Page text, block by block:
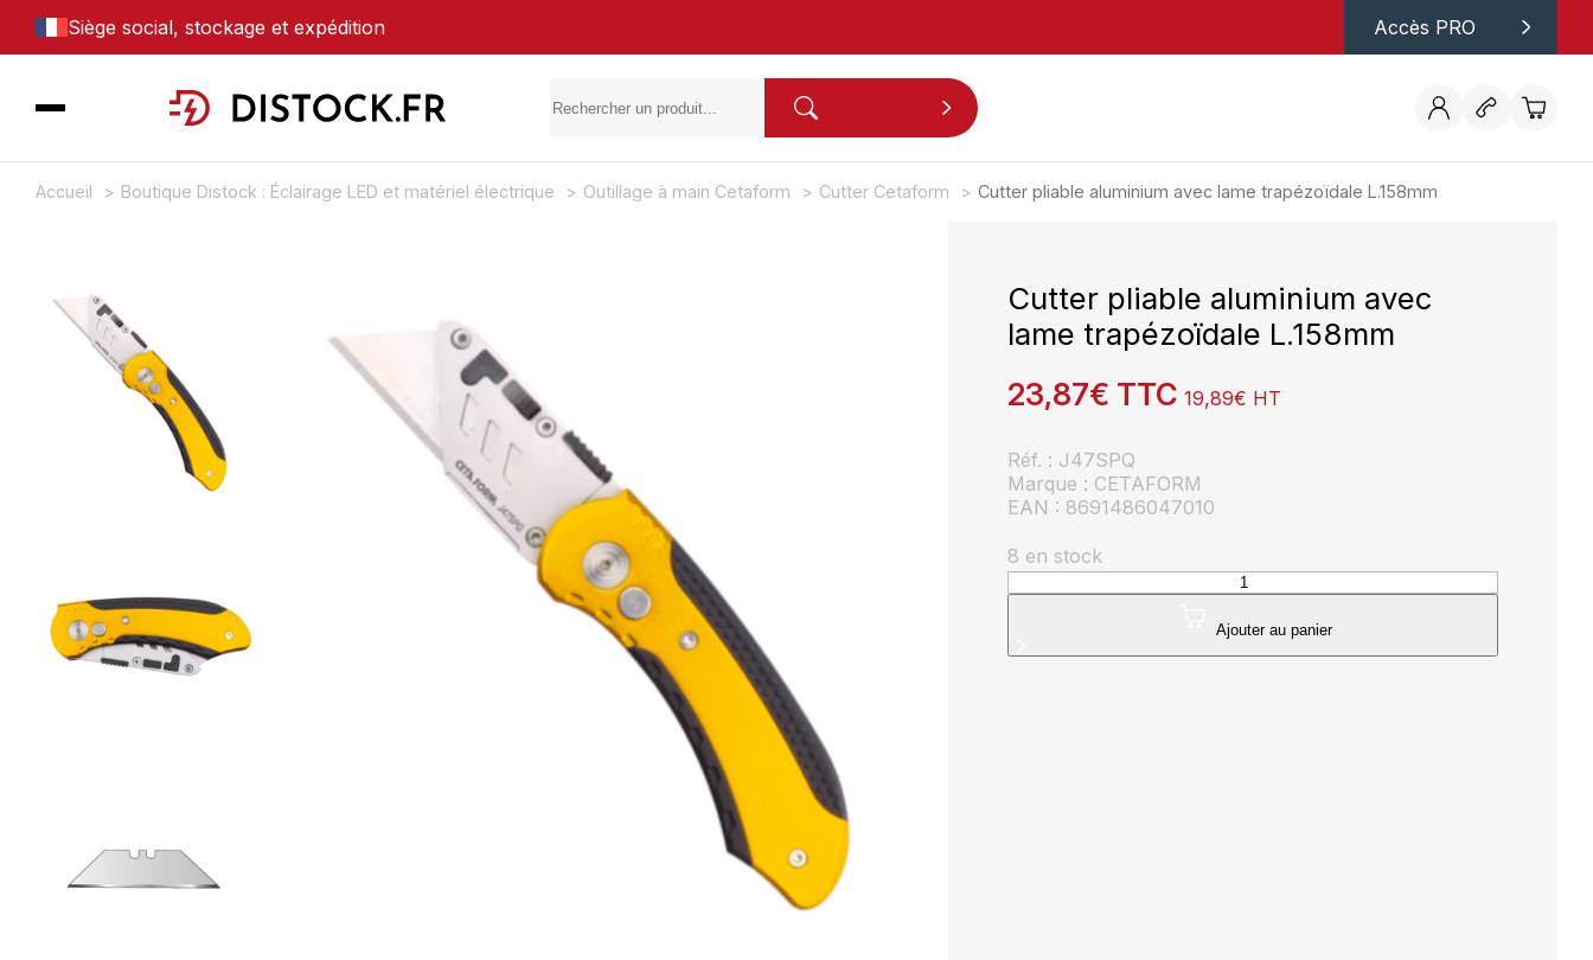
Siège social, stockage et expédition Accès PRO
Accueil Boutique Distock : Éclairage LED et matériel électrique Outillage à main Cetaform Cutter Cetaform Cutter pliable aluminium avec lame trapézoïdale L.158mm
Cutter pliable aluminium avec
lame trapézoïdale L.158mm
23,87€ TTC 19,89€ HT
Réf. : J47SPQ
Marque : CETAFORM
EAN : 8691486047010
8 en stock
quantité
de
pliable
Ajouter au panier